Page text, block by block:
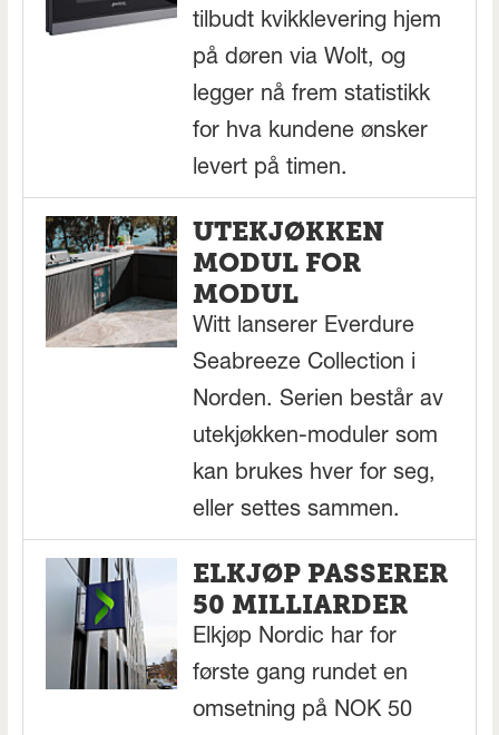
tilbudt kvikklevering hjem
på døren via Wolt, og
legger nå frem statistikk
for hva kundene ønsker
levert på timen.
UTEKJØKKEN
MODUL FOR
MODUL
Witt lanserer Everdure
Seabreeze Collection i
Norden. Serien består av
utekjøkken-moduler som
kan brukes hver for seg,
eller settes sammen.
ELKJØP PASSERER
50 MILLIARDER
Elkjøp Nordic har for
første gang rundet en
omsetning på NOK 50